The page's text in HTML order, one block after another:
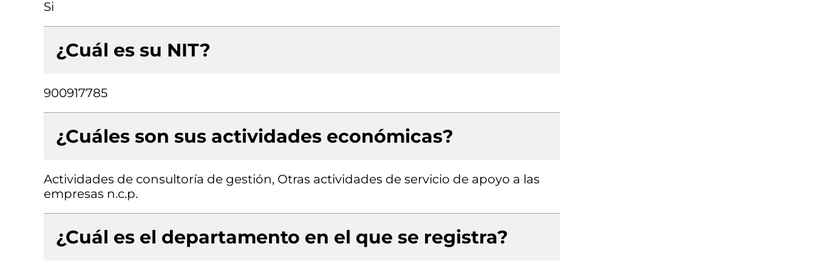
Si
¿Cuál es su NIT?
900917785
¿Cuáles son sus actividades económicas?
Actividades de consultoría de gestión, Otras actividades de servicio de apoyo a las
empresas n.c.p.
¿Cuál es el departamento en el que se registra?